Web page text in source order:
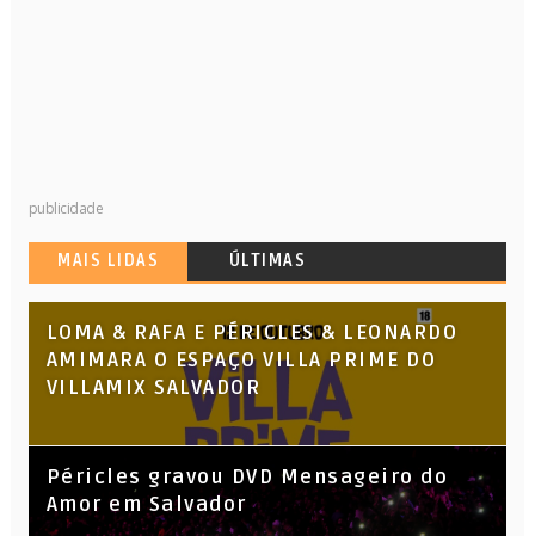
publicidade
MAIS LIDAS ÚLTIMAS
LOMA & RAFA E PÉRICLES & LEONARDO
AMIMARA O ESPAÇO VILLA PRIME DO
VILLAMIX SALVADOR
Péricles gravou DVD Mensageiro do
Amor em Salvador